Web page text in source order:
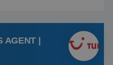
j...
|